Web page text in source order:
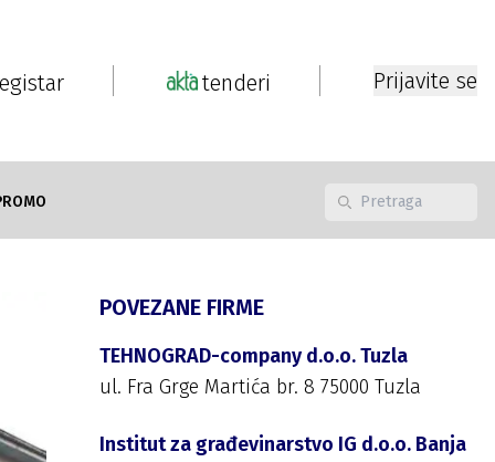
tenderi Prijavite se
POVEZANE FIRME
TEHNOGRAD-company d.o.o. Tuzla
ul. Fra Grge Martića br. 8 75000 Tuzla
Institut za građevinarstvo IG d.o.o. Banja